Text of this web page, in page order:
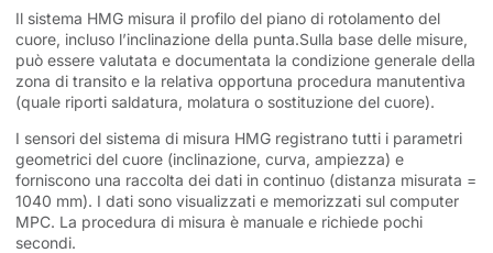
Il sistema HMG misura il profilo del piano di rotolamento del
cuore, incluso l’inclinazione della punta.Sulla base delle misure,
può essere valutata e documentata la condizione generale della
zona di transito e la relativa opportuna procedura manutentiva
(quale riporti saldatura, molatura o sostituzione del cuore).
I sensori del sistema di misura HMG registrano tutti i parametri
geometrici del cuore (inclinazione, curva, ampiezza) e
forniscono una raccolta dei dati in continuo (distanza misurata =
1040 mm). I dati sono visualizzati e memorizzati sul computer
MPC. La procedura di misura è manuale e richiede pochi
secondi.